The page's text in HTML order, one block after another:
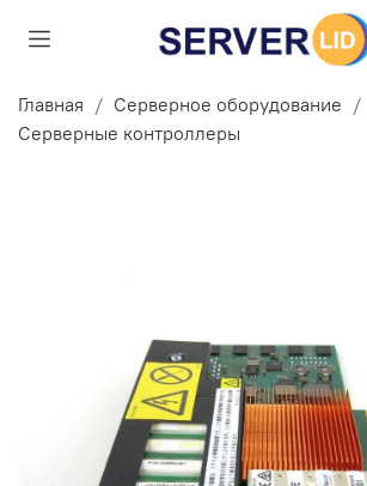
Главная
Серверное оборудование
Серверные контроллеры